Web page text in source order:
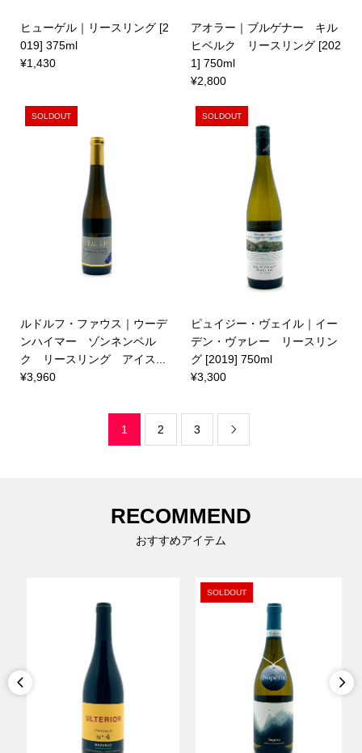
ヒューゲル｜リースリング [2
019] 375ml
¥1,430
アオラー｜ブルゲナー キル
ヒベルク リースリング [202
1] 750ml
¥2,800
SOLDOUT
ルドルフ・ファウス｜ウーデ
ンハイマー ゾンネンベル
ク リースリング アイス...
¥3,960
SOLDOUT
ピュイジー・ヴェイル｜イー
デン・ヴァレー リースリン
グ [2019] 750ml
¥3,300
1 2 3 
RECOMMEND
おすすめアイテム
 